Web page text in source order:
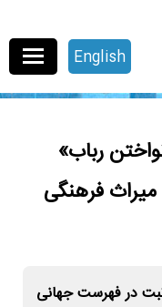
English
رباب»
فرهنگی
در فهرست جهانی